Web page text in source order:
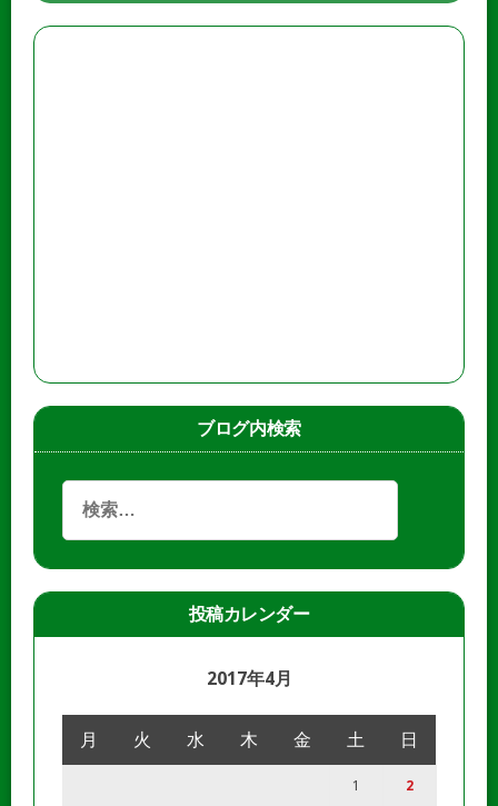
ブログ内検索
投稿カレンダー
2017年4月
月 火 水 木 金 土 日
1 2